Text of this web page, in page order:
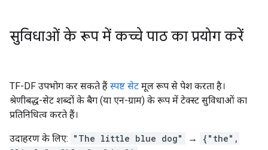
सुविधाओं के रूप में कच्चे पाठ का प्रयोग करें
TF-DF उपभोग कर सकते हैं स्पष्ट सेट मूल रूप से पेश करता है।
श्रेणीबद्ध-सेट शब्दों के बैग (या एन-ग्राम) के रूप में टेक्स्ट सुविधाओं का
प्रतिनिधित्व करते हैं।
उदाहरण के लिए: "The little blue dog" →
{"the",